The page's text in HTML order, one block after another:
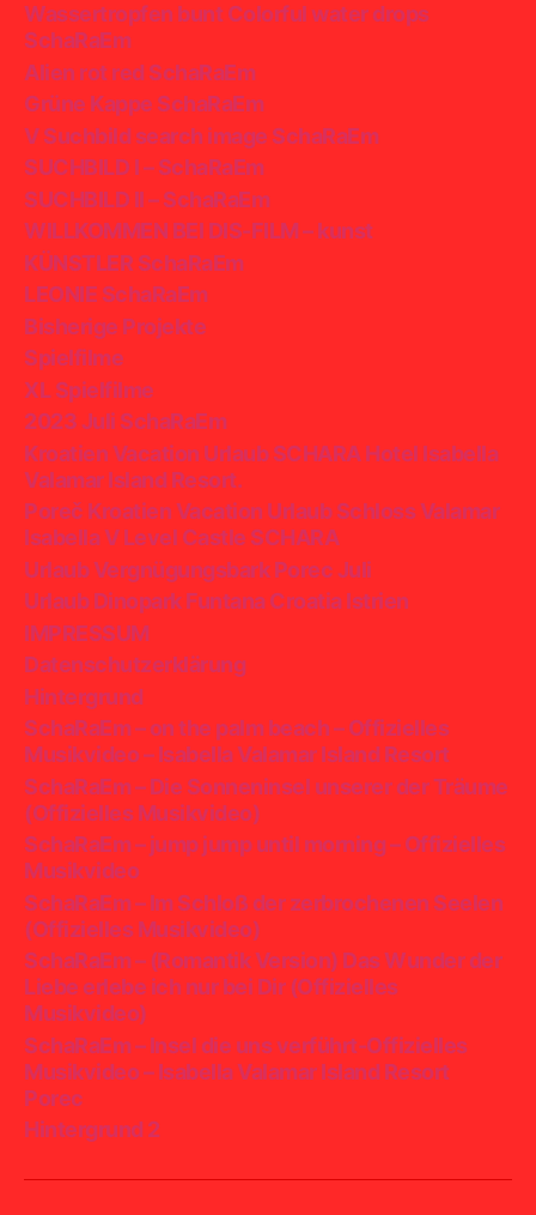
Wassertropfen bunt Colorful water drops
SchaRaEm
Alien rot red SchaRaEm
Grüne Kappe SchaRaEm
V Suchbild search image SchaRaEm
SUCHBILD I – SchaRaEm
SUCHBILD II – SchaRaEm
WILLKOMMEN BEI DIS-FILM – kunst
KÜNSTLER SchaRaEm
LEONIE SchaRaEm
Bisherige Projekte
Spielfilme
XL Spielfilme
2023 Juli SchaRaEm
Kroatien Vacation Urlaub SCHARA Hotel Isabella
Valamar Island Resort.
Poreč Kroatien Vacation Urlaub Schloss Valamar
Isabella V Level Castle SCHARA
Urlaub Vergnügungsbark Porec Juli
Urlaub Dinopark Funtana Croatia Istrien
IMPRESSUM
Datenschutzerklärung
Hintergrund
SchaRaEm – on the palm beach – Offizielles
Musikvideo – Isabella Valamar Island Resort
SchaRaEm – Die Sonneninsel unserer der Träume
(Offizielles Musikvideo)
SchaRaEm – jump jump until morning – Offizielles
Musikvideo
SchaRaEm – Im Schloß der zerbrochenen Seelen
(Offizielles Musikvideo)
SchaRaEm – (Romantik Version) Das Wunder der
Liebe erlebe ich nur bei Dir (Offizielles
Musikvideo)
SchaRaEm – Insel die uns verführt-Offizielles
Musikvideo – Isabella Valamar Island Resort
Porec
Hintergrund 2